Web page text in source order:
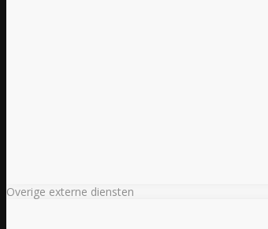
Overige externe diensten